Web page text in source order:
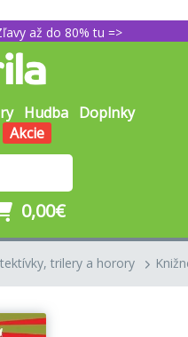
až do 80% tu =>
Hudba Doplnky
Akcie
0,00€
trilery a horory